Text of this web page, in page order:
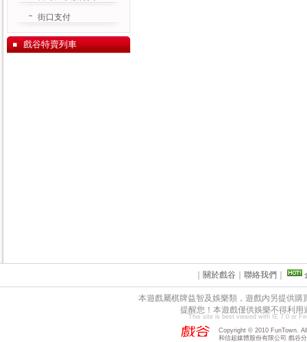
街口支付
戲谷特賣列車
關於戲谷 聯絡我們
本遊戲屬棋牌益智及娛樂類，遊戲內另提供
提醒您！本遊戲僅供娛樂不得利
This site is best viewed with IE 7.0 or
Copyright © 2010 FunTown.
和信超媒體股份有限公司 戲谷